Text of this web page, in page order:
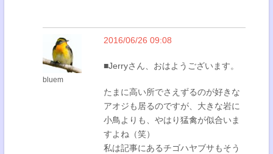
bluem
2016/06/26 09:08
■Jerryさん、おはようございます。
たまに高い所でさえずるのが好きな
アオジも居るのですが、大きな岩に
小鳥よりも、やはり猛禽が似合いま
すよね（笑）
私は記事にあるチゴハヤブサもそう